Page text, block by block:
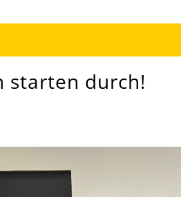
starten durch!